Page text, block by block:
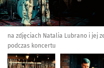
na zdjęciach Natalia Lubrano i jej
podczas koncertu